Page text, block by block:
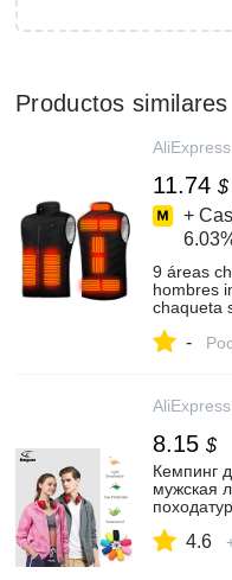
Productos similares
AliExpress
11.74 $
+
9 áreas
hombres
chaqueta
-
AliExpress
8.15 $
Кемпинг
мужская
охота и
4.6